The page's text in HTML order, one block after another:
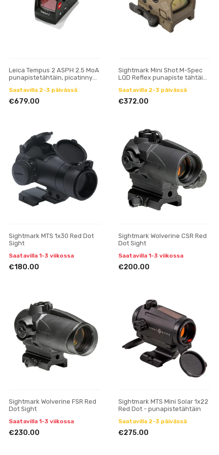
Leica Tempus 2 ASPH 2.5 MoA
punapistetähtäin, picatinny
Saatavilla 2-3 päivässä
€679.00
Sightmark Mini Shot M-Spec
LQD Reflex punapiste tähtäin
Saatavilla 2-3 päivässä
€372.00
Sightmark MTS 1x30 Red Dot
Sight
Saatavilla 1-3 viikossa
€180.00
Sightmark Wolverine CSR Red
Dot Sight
Saatavilla 1-3 viikossa
€200.00
Sightmark Wolverine FSR Red
Dot Sight
Saatavilla 1-3 viikossa
€230.00
Sightmark MTS Mini Solar 1x22
Red Dot - punapistetähtäin
Saatavilla 2-3 päivässä
€275.00